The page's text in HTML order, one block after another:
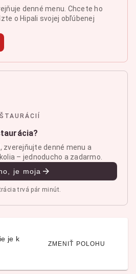
denné menu. Chcete ho
o Hipali svojej obľúbenej
zverejňujte denné menu a
– jednoducho a zadarmo.
je moja
trvá pár minút.
je k
ZMENIŤ POLOHU